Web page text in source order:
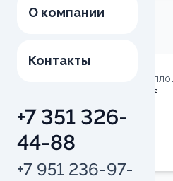
О компании
Контакты
+7 351 326-
44-88
+7 951 236-97-
Квартира
Общая
м²
№62